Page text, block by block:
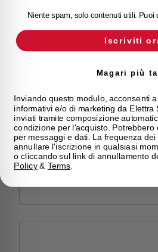
BMSIC37
Niente spam, solo contenuti utili. Puoi
Iscriviti
Magari più
Inviando questo modulo, acconsenti
informativi e/o di marketing da Elettra
inviati tramite composizione
condizione per l'acquisto. Potrebbero
per messaggi e dati. La frequenza
annullare l'iscrizione in qualsiasi
o cliccando sul link di annullamento
Policy& Terms